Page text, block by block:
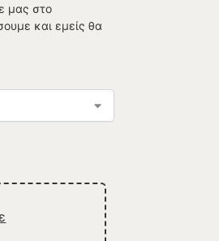
μας στο
και εμείς θα